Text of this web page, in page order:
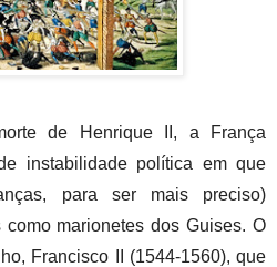
de Henrique II, a França
instabilidade política em que
para ser mais preciso)
marionetes dos Guises. O
Francisco II (1544-1560), que